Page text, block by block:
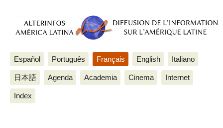
Español Português Français English Italiano
日本語 Agenda Academia Cinema Internet
Index